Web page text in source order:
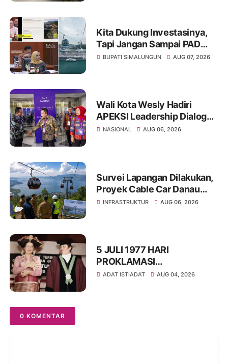
Kita Dukung Investasinya,
Tapi Jangan Sampai PAD
Simalungun yang Jadi
BUPATI SIMALUNGUN AUG 07, 2026
Wali Kota Wesly Hadiri
APEKSI Leadership Dialogue
2026, Perkuat Komitmen
NASIONAL AUG 06, 2026
Survei Lapangan Dilakukan,
Proyek Cable Car Danau
Toba Masih Terkendala
INFRASTRUKTUR AUG 06, 2026
5 JULI 1977 HARI
PROKLAMASI
KEMERDEKAAN BAHASA
ADAT ISTIADAT AUG 04, 2026
0 KOMENTAR